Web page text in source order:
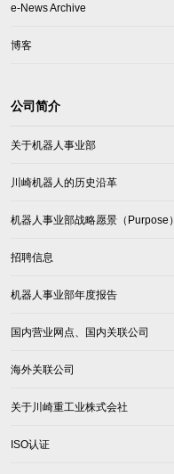
e-News Archive
博客
公司简介
关于机器人事业部
川崎机器人的历史沿革
机器人事业部战略愿景（Purpose）
招聘信息
机器人事业部年度报告
国内营业网点、国内关联公司
海外关联公司
关于川崎重工业株式会社
ISO认证